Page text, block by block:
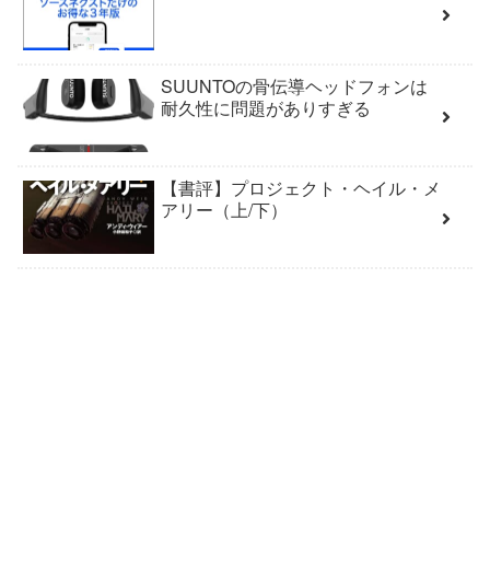
SUUNTOの骨伝導ヘッドフォンは
耐久性に問題がありすぎる
【書評】プロジェクト・ヘイル・メ
アリー（上/下）